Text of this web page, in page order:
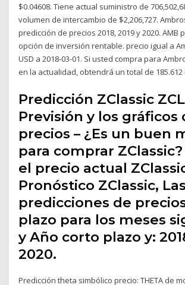
$0.04608. Tiene actual suministro de
volumen de intercambio de $2,206,727.
predicción de precios 2018, 2019 y 2020. AMB
opción de inversión rentable. precio igual a
USD a 2018-03-01. Si usted compra para
en la actualidad, obtendrá un total de 185.612
Predicción ZClassic ZCL
Previsión y los gráficos
precios – ¿Es un buen
para comprar ZClassic?
el precio actual
Pronóstico ZClassic, Las
predicciones de
plazo para los meses
y Año corto plazo y:
2020.
Predicción theta simbólico precio: THETA de